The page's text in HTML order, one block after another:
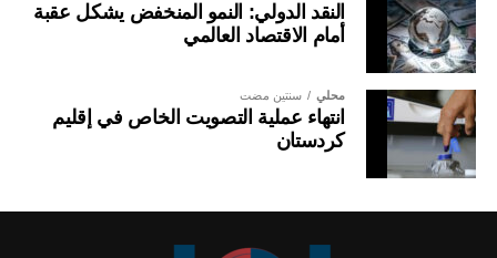
النقد الدولي: النمو المنخفض يشكل عقبة
أمام الاقتصاد العالمي
محلي سنتين مضت
انتهاء عملية التصويت الخاص في إقليم
كردستان